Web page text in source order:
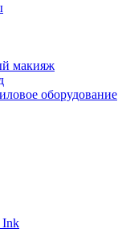
макияж
оборудование
Ink